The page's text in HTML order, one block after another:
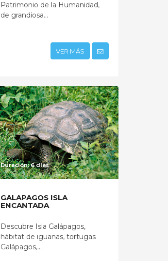
Patrimonio de la Humanidad,
de grandiosa...
VER MÁS
Duración: 6 días
GALAPAGOS ISLA
ENCANTADA
Descubre Isla Galápagos,
hábitat de iguanas, tortugas
Galápagos,...